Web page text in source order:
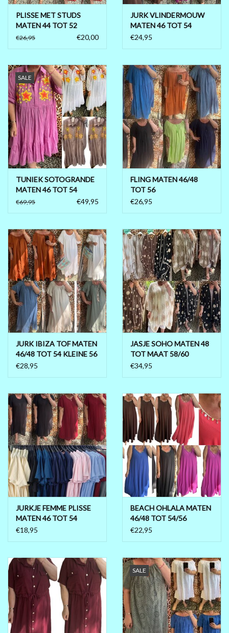
PLISSE MET STUDS
MATEN 44 TOT 52
€26,95 €20,00
JURK VLINDERMOUW
MATEN 46 TOT 54
€24,95
SALE
TUNIEK SOTOGRANDE
MATEN 46 TOT 54
BOVEN ONDER 56
€69,95 €49,95
FLING MATEN 46/48
TOT 56
€26,95
JURK IBIZA TOF MATEN
46/48 TOT 54 KLEINE 56
€28,95
JASJE SOHO MATEN 48
TOT MAAT 58/60
€34,95
JURKJE FEMME PLISSE
MATEN 46 TOT 54
€18,95
BEACH OHLALA MATEN
46/48 TOT 54/56
€22,95
SALE